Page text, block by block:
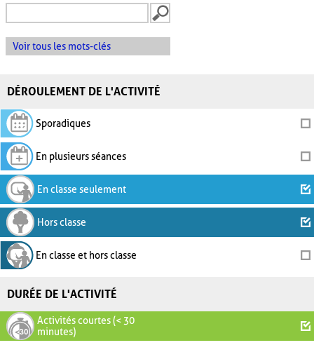
Voir tous les mots-clés
DÉROULEMENT DE L'ACTIVITÉ
Sporadiques
En plusieurs séances
En classe seulement
Hors classe
En classe et hors classe
DURÉE DE L'ACTIVITÉ
Activités courtes (< 30
minutes)